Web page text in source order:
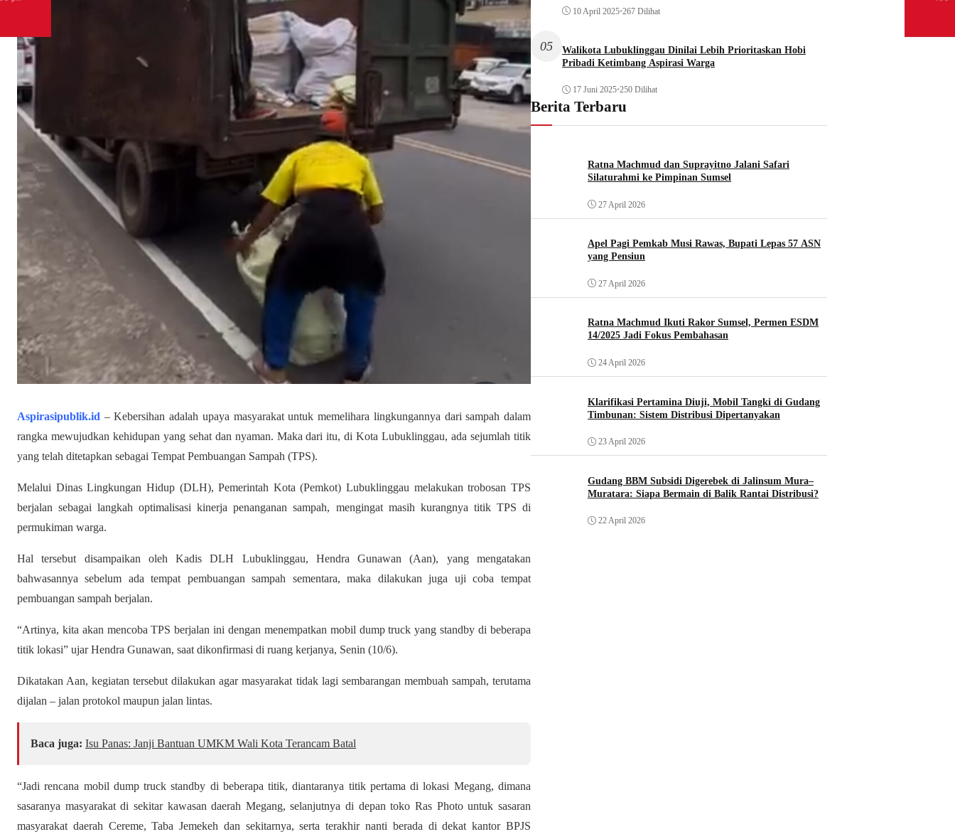
Aspirasipublik.id – Kebersihan adalah upaya masyarakat untuk memelihara lingkungannya dari sampah dalam
rangka mewujudkan kehidupan yang sehat dan nyaman. Maka dari itu, di Kota Lubuklinggau, ada sejumlah titik
yang telah ditetapkan sebagai Tempat Pembuangan Sampah (TPS).
Melalui Dinas Lingkungan Hidup (DLH), Pemerintah Kota (Pemkot) Lubuklinggau melakukan trobosan TPS
berjalan sebagai langkah optimalisasi kinerja penanganan sampah, mengingat masih kurangnya titik TPS di
permukiman warga.
Hal tersebut disampaikan oleh Kadis DLH Lubuklinggau, Hendra Gunawan (Aan), yang mengatakan
bahwasannya sebelum ada tempat pembuangan sampah sementara, maka dilakukan juga uji coba tempat
pembuangan sampah berjalan.
“Artinya, kita akan mencoba TPS berjalan ini dengan menempatkan mobil dump truck yang standby di beberapa
titik lokasi” ujar Hendra Gunawan, saat dikonfirmasi di ruang kerjanya, Senin (10/6).
Dikatakan Aan, kegiatan tersebut dilakukan agar masyarakat tidak lagi sembarangan membuah sampah, terutama
dijalan – jalan protokol maupun jalan lintas.
Baca juga: Isu Panas: Janji Bantuan UMKM Wali Kota Terancam Batal
“Jadi rencana mobil dump truck standby di beberapa titik, diantaranya titik pertama di lokasi Megang, dimana
sasaranya masyarakat di sekitar kawasan daerah Megang, selanjutnya di depan toko Ras Photo untuk sasaran
masyarakat daerah Cereme, Taba Jemekeh dan sekitarnya, serta terakhir nanti berada di dekat kantor BPJS
10 April 2025•267 Dilihat
05
Walikota Lubuklinggau Dinilai Lebih Prioritaskan Hobi
Pribadi Ketimbang Aspirasi Warga
17 Juni 2025•250 Dilihat
Berita Terbaru
Ratna Machmud dan Suprayitno Jalani Safari
Silaturahmi ke Pimpinan Sumsel
27 April 2026
Apel Pagi Pemkab Musi Rawas, Bupati Lepas 57 ASN
yang Pensiun
27 April 2026
Ratna Machmud Ikuti Rakor Sumsel, Permen ESDM
14/2025 Jadi Fokus Pembahasan
24 April 2026
Klarifikasi Pertamina Diuji, Mobil Tangki di Gudang
Timbunan: Sistem Distribusi Dipertanyakan
23 April 2026
Gudang BBM Subsidi Digerebek di Jalinsum Mura–
Muratara: Siapa Bermain di Balik Rantai Distribusi?
22 April 2026